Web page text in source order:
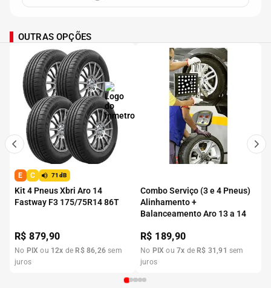
OUTRAS OPÇÕES
E C 71dB
Kit 4 Pneus Xbri Aro 14
Fastway F3 175/75R14 86T
R$879,90
No PIX ou 12x de R$ 86,26 sem
juros
Combo Serviço (3 e 4 Pneus)
Alinhamento +
Balanceamento Aro 13 a 14
R$ 189,90
No PIX ou7x de R$ 31 ,91 sem
juros